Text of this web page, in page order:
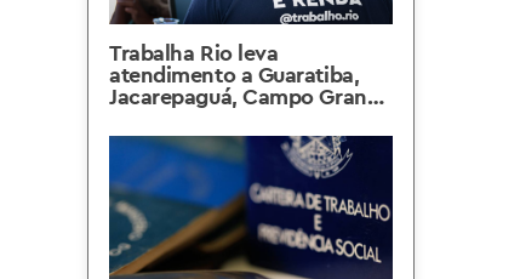
Trabalha Rio leva
atendimento a Guaratiba,
Jacarepaguá, Campo Grande
semana